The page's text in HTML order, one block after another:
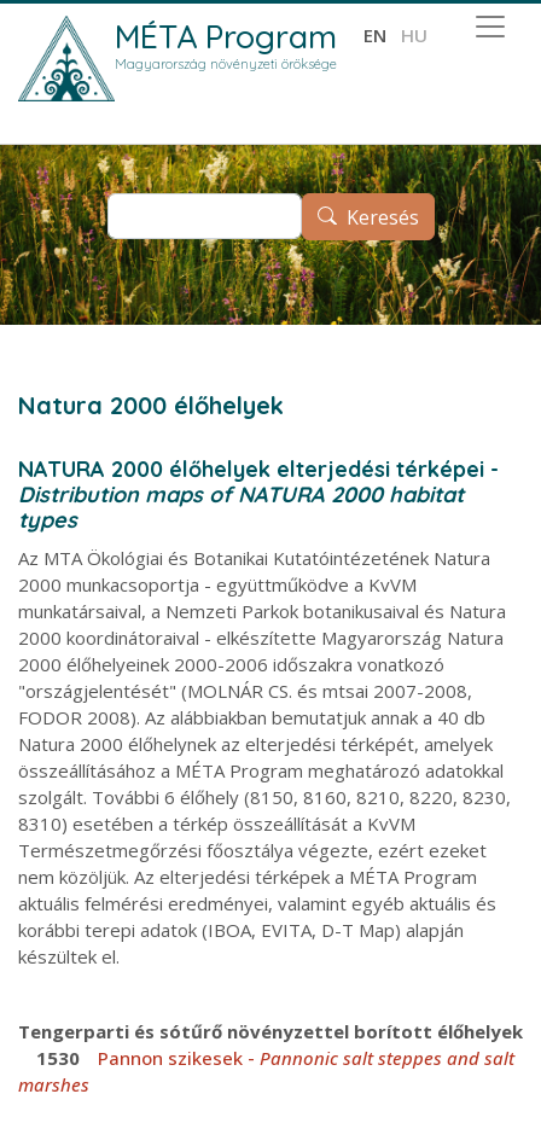
Ugrás a tartalomra
Keresés
MÉTA Program
Magyarország növényzeti öröksége
EN HU
Natura 2000 élőhelyek
NATURA 2000 élőhelyek elterjedési térképei -
Distribution maps of NATURA 2000 habitat
types
Az MTA Ökológiai és Botanikai Kutatóintézetének Natura
2000 munkacsoportja - együttműködve a KvVM
munkatársaival, a Nemzeti Parkok botanikusaival és Natura
2000 koordinátoraival - elkészítette Magyarország Natura
2000 élőhelyeinek 2000-2006 időszakra vonatkozó
"országjelentését" (MOLNÁR CS. és mtsai 2007-2008,
FODOR 2008). Az alábbiakban bemutatjuk annak a 40 db
Natura 2000 élőhelynek az elterjedési térképét, amelyek
összeállításához a MÉTA Program meghatározó adatokkal
szolgált. További 6 élőhely (8150, 8160, 8210, 8220, 8230,
8310) esetében a térkép összeállítását a KvVM
Természetmegőrzési főosztálya végezte, ezért ezeket
nem közöljük. Az elterjedési térképek a MÉTA Program
aktuális felmérési eredményei, valamint egyéb aktuális és
korábbi terepi adatok (IBOA, EVITA, D-T Map) alapján
készültek el.
Tengerparti és sótűrő növényzettel borított élőhelyek
1530
Pannon szikesek - Pannonic salt steppes and salt
marshes